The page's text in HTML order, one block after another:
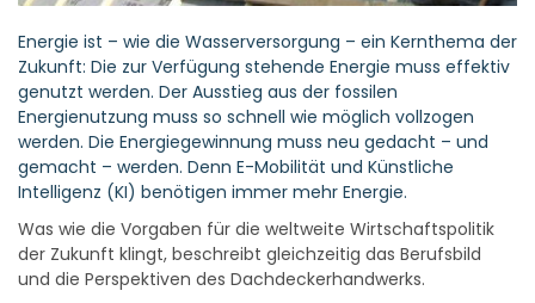
Energie ist – wie die Wasserversorgung – ein Kernthema der
Zukunft: Die zur Verfügung stehende Energie muss effektiv
genutzt werden. Der Ausstieg aus der fossilen
Energienutzung muss so schnell wie möglich vollzogen
werden. Die Energiegewinnung muss neu gedacht – und
gemacht – werden. Denn E-Mobilität und Künstliche
Intelligenz (KI) benötigen immer mehr Energie.
Was wie die Vorgaben für die weltweite Wirtschaftspolitik
der Zukunft klingt, beschreibt gleichzeitig das Berufsbild
und die Perspektiven des Dachdeckerhandwerks.